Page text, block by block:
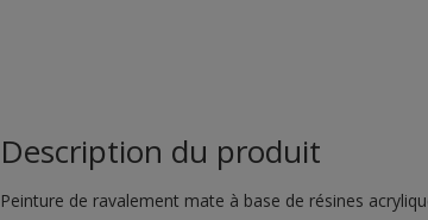
Description du produit
Peinture de ravalement mate à base de résines